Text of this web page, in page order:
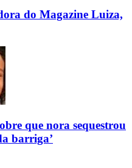
do Magazine Luiza,
que nora sequestrou
barriga’